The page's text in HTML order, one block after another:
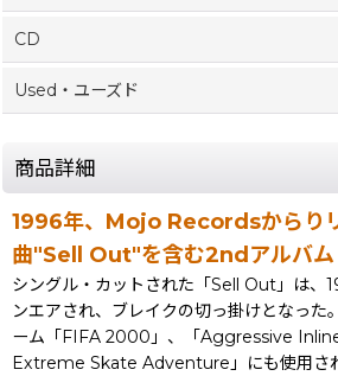
CD
Used・ユーズド
商品詳細
1996年、Mojo Recordsからり
曲"Sell Out"を含む2ndアルバム
シングル・カットされた「Sell Out」は、
ンエアされ、ブレイクの切っ掛けとなった
ーム「FIFA 2000」、「Aggressive
Extreme Skate Adventure」にも使用さ